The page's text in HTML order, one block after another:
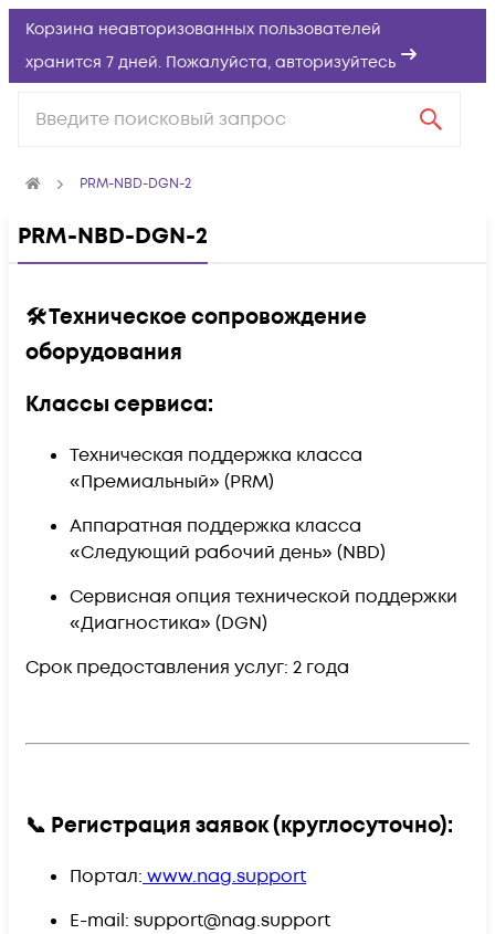
Корзина неавторизованных пользователей
хранится 7 дней. Пожалуйста, авторизуйтесь
PRM-NBD-DGN-2
PRM-NBD-DGN-2
🛠️ Техническое сопровождение
оборудования
Классы сервиса:
Техническая поддержка класса
«Премиальный» (PRM)
Аппаратная поддержка класса
«Следующий рабочий день» (NBD)
Сервисная опция технической поддержки
«Диагностика» (DGN)
Срок предоставления услуг: 2 года
📞 Регистрация заявок (круглосуточно):
Портал: www.nag.support
E-mail: support@nag.support